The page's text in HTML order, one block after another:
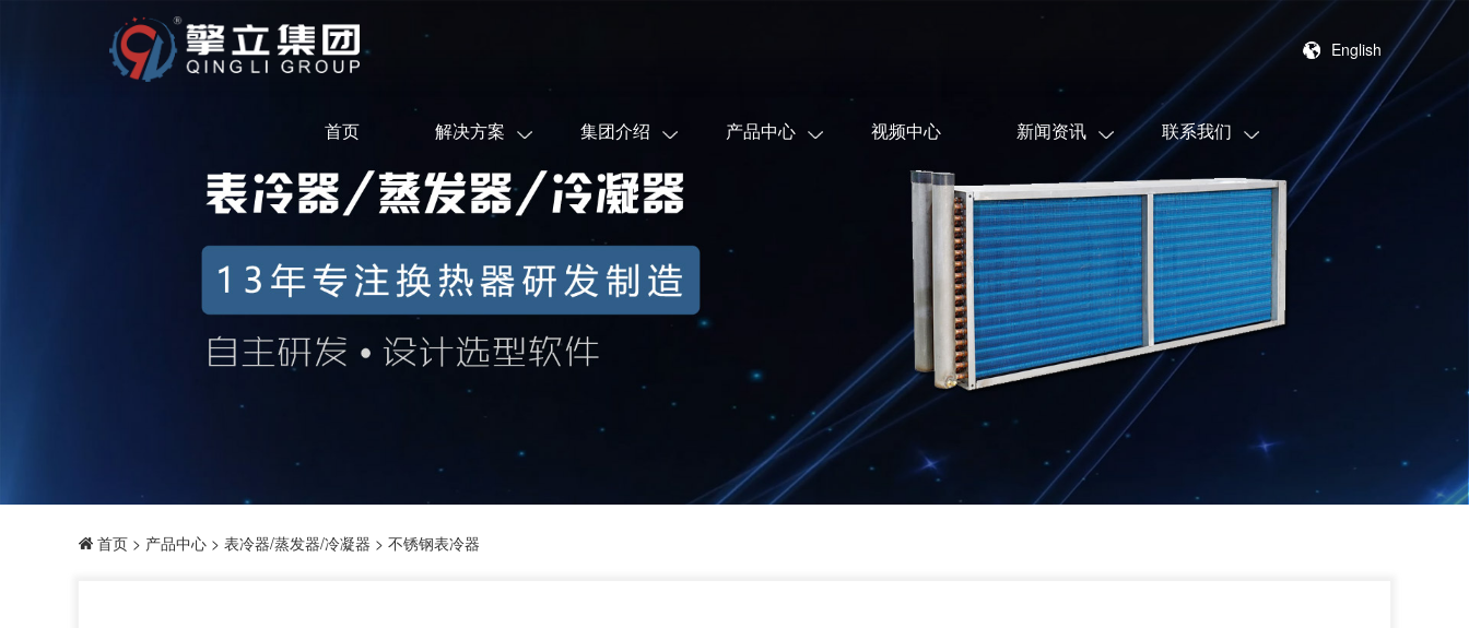
English
首页 解决方案 集团介绍 产品中心 视频中心 新闻资讯 联系我们
首页 > 产品中心 > 表冷器/蒸发器/冷凝器 > 不锈钢表冷器